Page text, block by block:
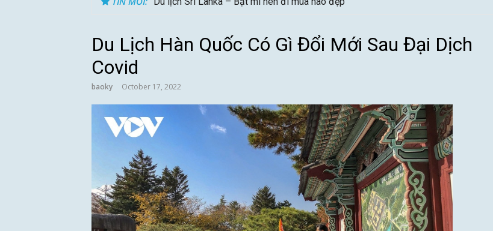
Du Lịch Hàn Quốc Có Gì Đổi Mới Sau Đại Dịch
Covid
baoky October 17, 2022